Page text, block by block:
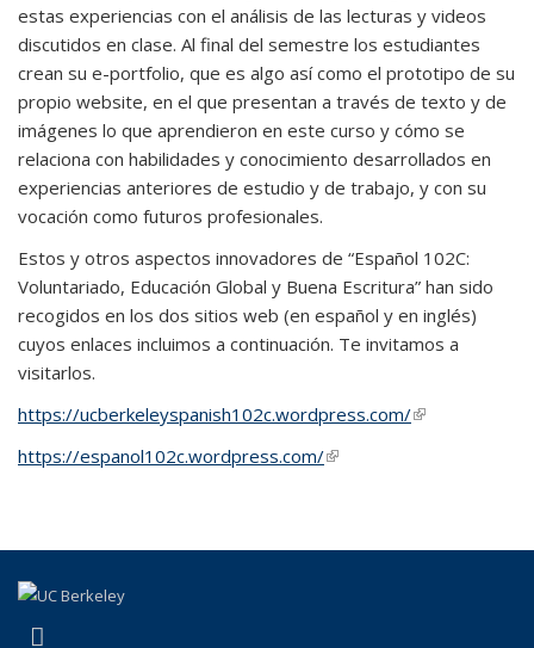
estas experiencias con el análisis de las lecturas y videos
discutidos en clase. Al final del semestre los estudiantes
crean su e-portfolio, que es algo así como el prototipo de su
propio website, en el que presentan a través de texto y de
imágenes lo que aprendieron en este curso y cómo se
relaciona con habilidades y conocimiento desarrollados en
experiencias anteriores de estudio y de trabajo, y con su
vocación como futuros profesionales.
Estos y otros aspectos innovadores de “Español 102C:
Voluntariado, Educación Global y Buena Escritura” han sido
recogidos en los dos sitios web (en español y en inglés)
cuyos enlaces incluimos a continuación. Te invitamos a
visitarlos.
https://ucberkeleyspanish102c.wordpress.com/(link is
https://espanol102c.wordpress.com/(link is external)